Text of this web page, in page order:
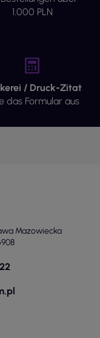
1.000 PLN
/ Druck-Zitat
das Formular aus
Mazowiecka